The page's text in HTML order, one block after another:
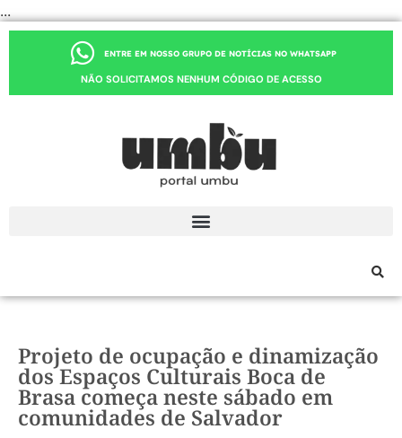
...
ENTRE EM NOSSO GRUPO DE NOTÍCIAS NO WHATSAPP
NÃO SOLICITAMOS NENHUM CÓDIGO DE ACESSO
Projeto de ocupação e dinamização
dos Espaços Culturais Boca de
Brasa começa neste sábado em
comunidades de Salvador